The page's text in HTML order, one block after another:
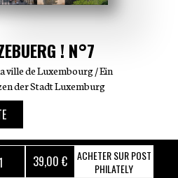
! N°7
ville de Luxembourg / Ein
der Stadt Luxemburg
39,00 €
ACHETER SUR POST
PHILATELY